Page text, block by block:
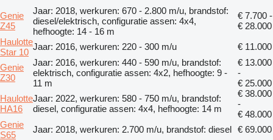
Genie
Z45
Jaar: 2018, werkuren: 670 - 2.800 m/u, brandstof:
diesel/elektrisch, configuratie assen: 4x4,
hefhoogte: 14 - 16 m
€ 7.700 -
€ 28.000
Haulotte
Star 10
Jaar: 2016, werkuren: 220 - 300 m/u
€ 11.000
Genie
Z30
Jaar: 2016, werkuren: 440 - 590 m/u, brandstof:
elektrisch, configuratie assen: 4x2, hefhoogte: 9 -
11 m
€ 13.000
-
€ 25.000
Haulotte
HA16
Jaar: 2022, werkuren: 580 - 750 m/u, brandstof:
diesel, configuratie assen: 4x4, hefhoogte: 14 m
€ 38.000
-
€ 48.000
Genie
S65
Jaar: 2018, werkuren: 2.700 m/u, brandstof: diesel € 69.000